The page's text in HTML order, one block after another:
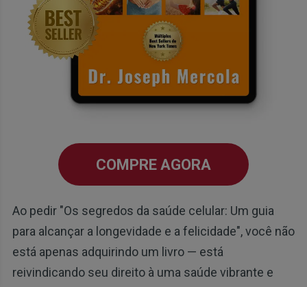
COMPRE AGORA
Ao pedir "Os segredos da saúde celular: Um guia
para alcançar a longevidade e a felicidade", você não
está apenas adquirindo um livro — está
reivindicando seu direito à uma saúde vibrante e